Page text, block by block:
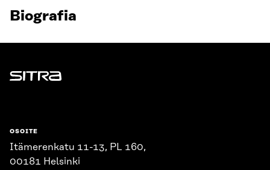
Biografia
Sitra
OSOITE
Itämerenkatu 11-13, PL 160,
00181 Helsinki